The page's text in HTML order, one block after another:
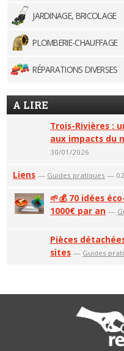
JARDINAGE, BRICOLAGE
PLOMBERIE-CHAUFFAGE
RÉPARATIONS DIVERSES
A LIRE
Trois-Rivières :
aux impacts du
30/01/2026
Liens — Guides pratiques —
🌱💰 70 idées
1000€ par an —
Pièces
sites — Guides